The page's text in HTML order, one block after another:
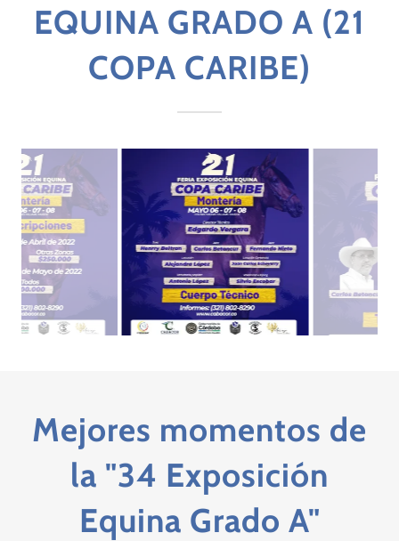
EQUINA GRADO A (21
COPA CARIBE)
Mejores momentos de
la "34 Exposición
Equina Grado A"